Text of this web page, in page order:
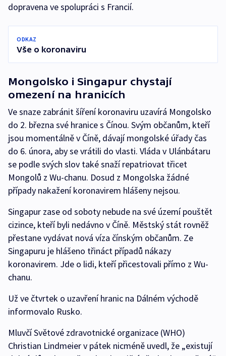
dopravena ve spolupráci s Francií.
ODKAZ
Vše o koronaviru
Mongolsko i Singapur chystají
omezení na hranicích
Ve snaze zabránit šíření koronaviru uzavírá Mongolsko
do 2. března své hranice s Čínou. Svým občanům, kteří
jsou momentálně v Číně, dávají mongolské úřady čas
do 6. února, aby se vrátili do vlasti. Vláda v Ulánbátaru
se podle svých slov také snaží repatriovat třicet
Mongolů z Wu-chanu. Dosud z Mongolska žádné
případy nakažení koronavirem hlášeny nejsou.
Singapur zase od soboty nebude na své území pouštět
cizince, kteří byli nedávno v Číně. Městský stát rovněž
přestane vydávat nová víza čínským občanům. Ze
Singapuru je hlášeno třináct případů nákazy
koronavirem. Jde o lidi, kteří přicestovali přímo z Wu-
chanu.
Už ve čtvrtek o uzavření hranic na Dálném východě
informovalo Rusko.
Mluvčí Světové zdravotnické organizace (WHO)
Christian Lindmeier v pátek nicméně uvedl, že „existují